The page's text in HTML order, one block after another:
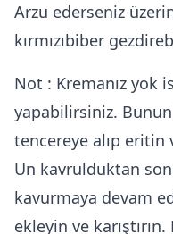
Arzu ederseniz
kırmızıbiber
Not : Kremanız yok
yapabilirsiniz. Bunun
tencereye alıp
Un kavrulduktan
kavurmaya devam
ekleyin ve karıştırın.